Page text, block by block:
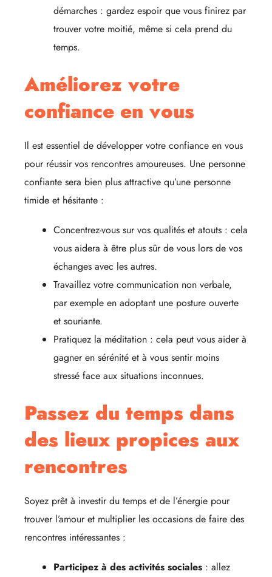
démarches : gardez espoir que vous finirez par
trouver votre moitié, même si cela prend du
temps.
Améliorez votre
confiance en vous
Il est essentiel de développer votre confiance en vous
pour réussir vos rencontres amoureuses. Une personne
confiante sera bien plus attractive qu’une personne
timide et hésitante :
Concentrez-vous sur vos qualités et atouts : cela
vous aidera à être plus sûr de vous lors de vos
échanges avec les autres.
Travaillez votre communication non verbale,
par exemple en adoptant une posture ouverte
et souriante.
Pratiquez la méditation : cela peut vous aider à
gagner en sérénité et à vous sentir moins
stressé face aux situations inconnues.
Passez du temps dans
des lieux propices aux
rencontres
Soyez prêt à investir du temps et de l’énergie pour
trouver l’amour et multiplier les occasions de faire des
rencontres intéressantes :
Participez à des activités sociales : allez